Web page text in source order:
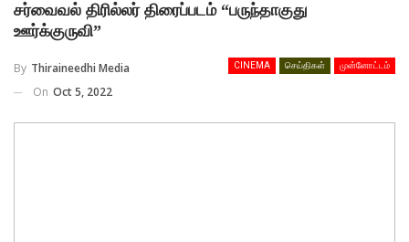
சர்வைவல் திரில்லர் திரைப்படம் “பருந்தாகுது
ஊர்க்குருவி”
CINEMA செய்திகள் முன்னோட்டம்
By Thiraineedhi Media
On Oct 5, 2022